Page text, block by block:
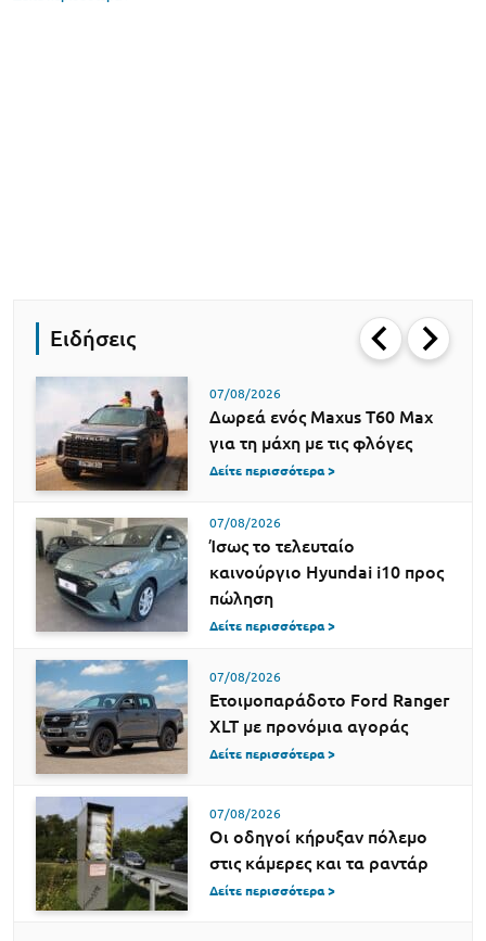
Ειδήσεις
07/08/2026
Δωρεά ενός Maxus T60 Max
για τη μάχη με τις φλόγες
Δείτε περισσότερα >
07/08/2026
Ίσως το τελευταίο
καινούργιο Hyundai i10 προς
πώληση
Δείτε περισσότερα >
07/08/2026
Ετοιμοπαράδοτο Ford Ranger
XLT με προνόμια αγοράς
Δείτε περισσότερα >
07/08/2026
Οι οδηγοί κήρυξαν πόλεμο
στις κάμερες και τα ραντάρ
Δείτε περισσότερα >